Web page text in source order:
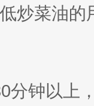
炒菜油的
分钟以上